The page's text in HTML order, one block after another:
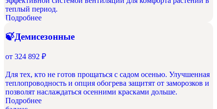
теплый период.
Подробнее
🍃Демисезонные
от 324 892 ₽
Для тех, кто не готов прощаться с садом осенью. Улучшенная
теплопроводность и опция обогрева защитят от заморозков и
позволят наслаждаться осенними красками дольше.
Подробнее